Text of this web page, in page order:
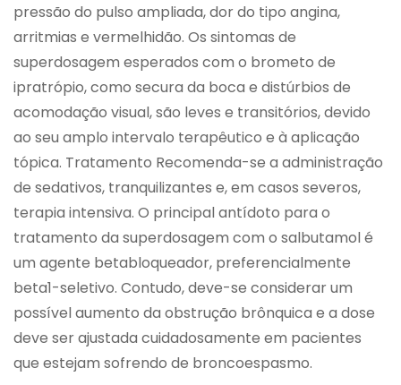
pressão do pulso ampliada, dor do tipo angina,
arritmias e vermelhidão. Os sintomas de
superdosagem esperados com o brometo de
ipratrópio, como secura da boca e distúrbios de
acomodação visual, são leves e transitórios, devido
ao seu amplo intervalo terapêutico e à aplicação
tópica. Tratamento Recomenda-se a administração
de sedativos, tranquilizantes e, em casos severos,
terapia intensiva. O principal antídoto para o
tratamento da superdosagem com o salbutamol é
um agente betabloqueador, preferencialmente
beta1-seletivo. Contudo, deve-se considerar um
possível aumento da obstrução brônquica e a dose
deve ser ajustada cuidadosamente em pacientes
que estejam sofrendo de broncoespasmo.